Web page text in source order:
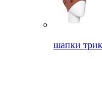
шапки